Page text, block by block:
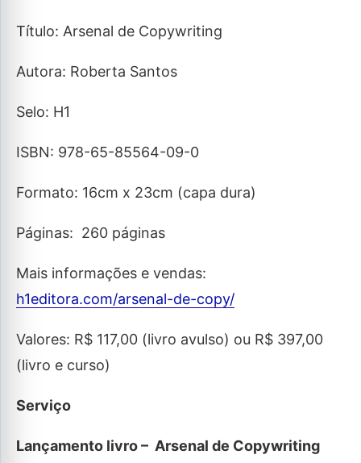
Título: Arsenal de Copywriting
Autora: Roberta Santos
Selo: H1
ISBN: 978-65-85564-09-0
Formato: 16cm x 23cm (capa dura)
Páginas: 260 páginas
Mais informações e vendas:
h1editora.com/arsenal-de-copy/
Valores: R$ 117,00 (livro avulso) ou R$ 397,00
(livro e curso)
Serviço
Lançamento livro – Arsenal de Copywriting